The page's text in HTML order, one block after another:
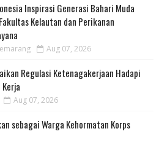
Inspirasi Generasi Bahari Muda
Kelautan dan Perikanan
Aug 07, 2026
Regulasi Ketenagakerjaan Hadapi
Aug 07, 2026
sebagai Warga Kehormatan Korps